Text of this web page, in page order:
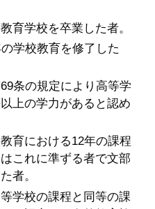
育学校を卒業した者。
学校教育を修了した
条の規定により高等学
上の学力があると認め
育における12年の課程
これに準ずる者で文部
者。
学校の課程と同等の課